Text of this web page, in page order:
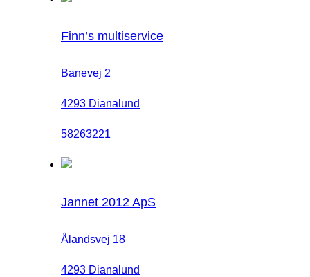
Finn’s multiservice
Banevej 2
4293 Dianalund
58263221
Jannet 2012 ApS
Ålandsvej 18
4293 Dianalund